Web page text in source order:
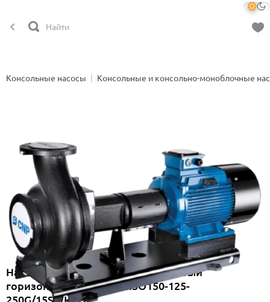
Консольные насосы Консольные и консольно-моноблочные
Насос консольный одноступенчатый
горизонтальный CNP NISO150-125-
250G/15SWHZDI